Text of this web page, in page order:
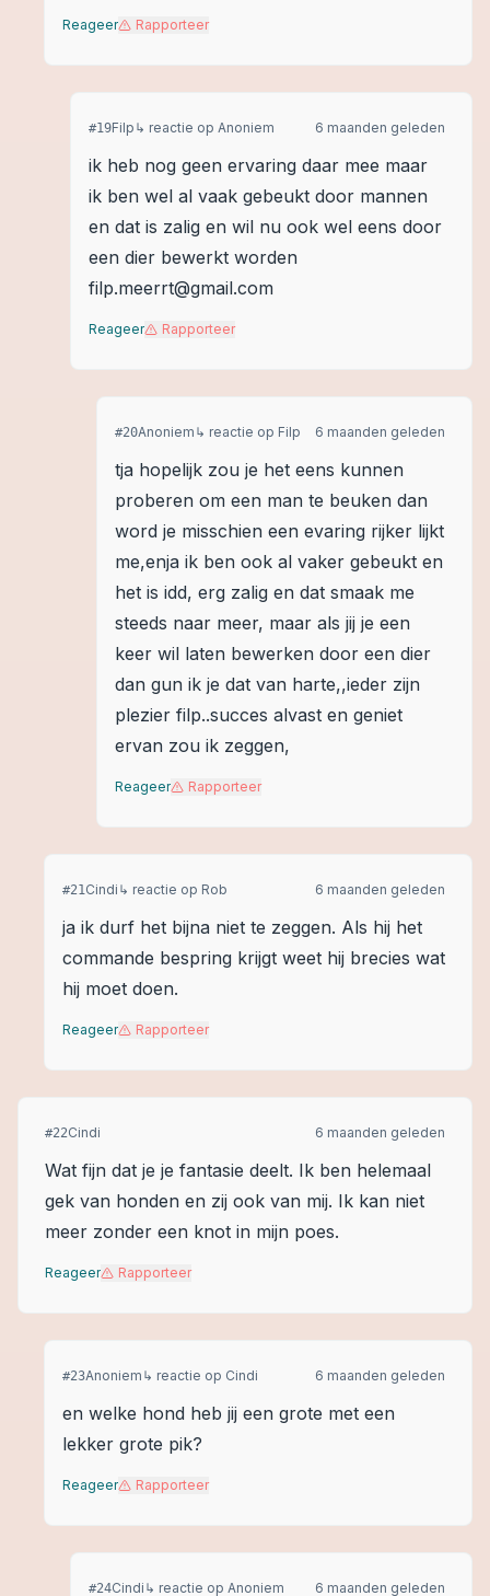
Reageer Rapporteer
#19Filp ↳ reactie op Anoniem 6 maanden geleden
ik heb nog geen ervaring daar mee maar
ik ben wel al vaak gebeukt door mannen
en dat is zalig en wil nu ook wel eens door
een dier bewerkt worden
filp.meerrt@gmail.com
Reageer Rapporteer
#20Anoniem ↳ reactie op Filp 6 maanden geleden
tja hopelijk zou je het eens kunnen
proberen om een man te beuken dan
word je misschien een evaring rijker lijkt
me,enja ik ben ook al vaker gebeukt en
het is idd, erg zalig en dat smaak me
steeds naar meer, maar als jij je een
keer wil laten bewerken door een dier
dan gun ik je dat van harte,,ieder zijn
plezier filp..succes alvast en geniet
ervan zou ik zeggen,
Reageer Rapporteer
#21Cindi ↳ reactie op Rob 6 maanden geleden
ja ik durf het bijna niet te zeggen. Als hij het
commande bespring krijgt weet hij brecies wat
hij moet doen.
Reageer Rapporteer
#22Cindi 6 maanden geleden
Wat fijn dat je je fantasie deelt. Ik ben helemaal
gek van honden en zij ook van mij. Ik kan niet
meer zonder een knot in mijn poes.
Reageer Rapporteer
#23Anoniem ↳ reactie op Cindi 6 maanden geleden
en welke hond heb jij een grote met een
lekker grote pik?
Reageer Rapporteer
#24Cindi ↳ reactie op Anoniem 6 maanden geleden